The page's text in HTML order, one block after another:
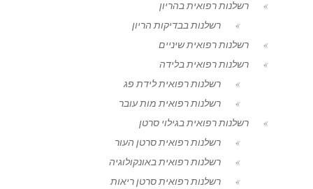
רשלנות רפואית בהריון
רשלנות בבדיקות הריון
רשלנות רפואית שיניים
רשלנות רפואית בלידה
רשלנות רפואית לידת פג
רשלנות רפואית מות עובר
רשלנות רפואית בגילוי סרטן
רשלנות רפואית סרטן העור
רשלנות רפואית באונקולוגיה
רשלנות רפואית סרטן ריאות